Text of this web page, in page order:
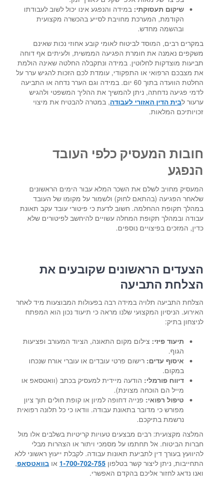
שיקום תעסוקתי: במידה והנפגע אינו יכול לשוב לעבודתו
הקודמת, המערכת מחויבת לסייע בהכשרה מקצועית
ובהשמה מחדש.
במקרים רבים, המוסד לביטוח לאומי קובע אחוזי נכות שאינם
משקפים נאמנה את חומרת הפגיעה הממשית, ולעיתים אף דוחה
תביעות מוצדקות לחלוטין. במידה ונתקבלה החלטה שאינה הולמת
את מצבכם הרפואי או התפקודי, עומדת לכם הזכות להגיש ערר על
החלטת הוועדה בתוך 60 יום. במידה וגם הערר נדחה או התביעה
לדמי פגיעה נדחתה, ניתן להמשיך את ההליך המשפטי ולהגיש
ערעור לבית הדין האזורי לעבודה, במטרה להבטיח את מיצוי
זכויותיכם המלאות.
חובות המעסיק כלפי העובד
הנפגע
המעסיק מחויב לשלם את השכר המלא עבור הימים הראשונים
שלאחר הפגיעה (בהתאם לחוק) ולשמור על מקומו של העובד
במהלך תקופת ההחלמה. חשוב לדעת כי פיטורי עובד עקב תאונת
עבודה ובמהלך תקופת המחלה עשויים להיחשב לפיטורים שלא
כדין, המזכים בפיצויים נוספים.
הצעדים הראשונים שקובעים את
הצלחת התביעה
הצלחת התביעה תלויה במידה רבה בפעולות המבוצעות מיד לאחר
האירוע. הניסיון המקצועי שלנו מראה כי תיעוד נכון הוא המפתח
לניצחון בתיק:
תיעוד פיזי: צילום מקום התאונה, הציוד המעורב ופציעות
הגוף.
איסוף עדים: רישום פרטי עובדים או עוברי אורח שנכחו
במקום.
דיווח פורמלי: הודעה מיידית למעסיק בכתב (וואטסאפ או
מייל הם הוכחה מצוינת).
טיפול רפואי: פנייה דחופה למיון או קופת חולים תוך ציון
מפורש כי מדובר בתאונת עבודה. וודאו כי כל תלונה רפואית
נרשמת בתיקכם.
המלצה מקצועית: רבים מבצעים טעויות קריטיות בשלבים אלו מול
חברות הביטוח. אל תחתמו על מסמכי ויתור או הצהרות מבלי
להיוועץ בעורך דין לתביעת תאונות עבודה. לקבלת ייעוץ ראשוני ללא
התחייבות, ניתן ליצור קשר בטלפון 1-700-702-755 או בוואטסאפ,
ואנו נדאג לחזור אליכם בהקדם האפשרי.